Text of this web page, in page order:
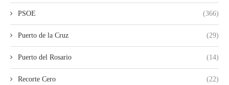
PSOE (366)
Puerto de la Cruz (29)
Puerto del Rosario (14)
Recorte Cero (22)